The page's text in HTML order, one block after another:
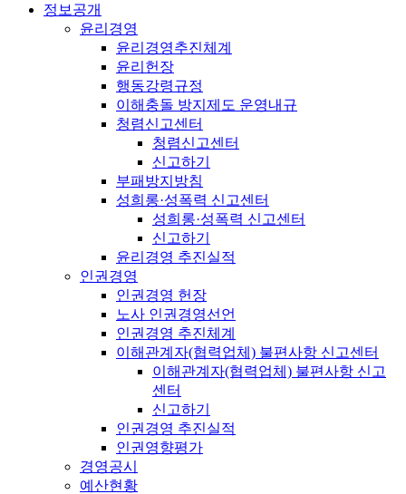
정보공개
윤리경영
윤리경영추진체계
윤리헌장
행동강령규정
이해충돌 방지제도 운영내규
청렴신고센터
청렴신고센터
신고하기
부패방지방침
성희롱·성폭력 신고센터
성희롱·성폭력 신고센터
신고하기
윤리경영 추진실적
인권경영
인권경영 헌장
노사 인권경영선언
인권경영 추진체계
이해관계자(협력업체) 불편사항 신고센터
이해관계자(협력업체) 불편사항 신고
센터
신고하기
인권경영 추진실적
인권영향평가
경영공시
예산현황